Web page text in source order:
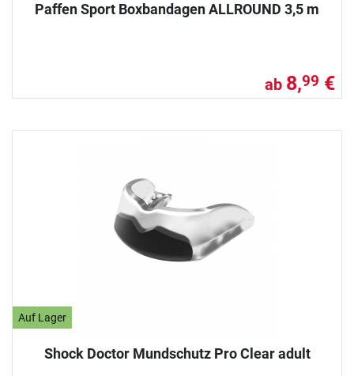
Paffen Sport Boxbandagen ALLROUND 3,5 m
ab 8,99 €
Auf Lager
Shock Doctor Mundschutz Pro Clear adult